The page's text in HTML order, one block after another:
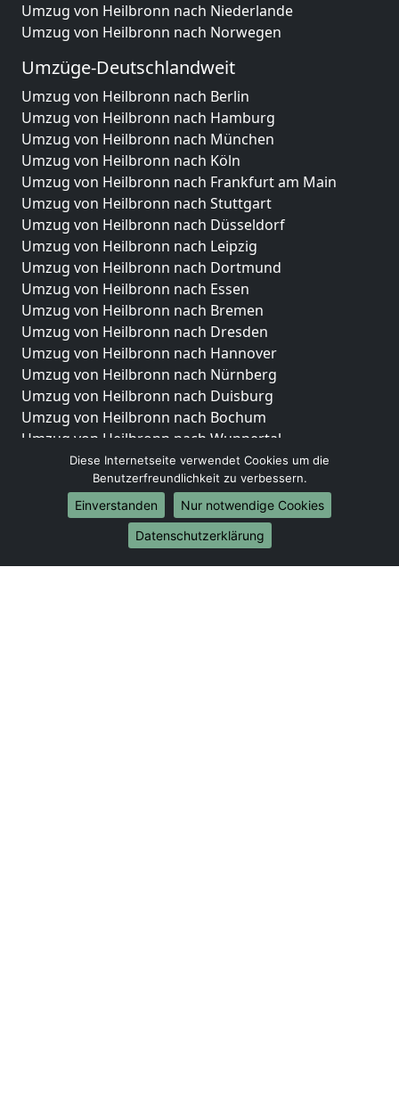
Umzug von Heilbronn nach Niederlande
Umzug von Heilbronn nach Norwegen
Umzüge-Deutschlandweit
Umzug von Heilbronn nach Berlin
Umzug von Heilbronn nach Hamburg
Umzug von Heilbronn nach München
Umzug von Heilbronn nach Köln
Umzug von Heilbronn nach Frankfurt am Main
Umzug von Heilbronn nach Stuttgart
Umzug von Heilbronn nach Düsseldorf
Umzug von Heilbronn nach Leipzig
Umzug von Heilbronn nach Dortmund
Umzug von Heilbronn nach Essen
Umzug von Heilbronn nach Bremen
Umzug von Heilbronn nach Dresden
Umzug von Heilbronn nach Hannover
Umzug von Heilbronn nach Nürnberg
Umzug von Heilbronn nach Duisburg
Umzug von Heilbronn nach Bochum
Umzug von Heilbronn nach Wuppertal
Umzug von Heilbronn nach Bielefeld
Umzug von Heilbronn nach Bonn
Umzug von Heilbronn nach Münster
Internationale-Umzüge
Umzug von Heilbronn nach Brasilien
Diese Internetseite verwendet Cookies um die
Benutzerfreundlichkeit zu verbessern.
Einverstanden
Nur notwendige Cookies
Datenschutzerklärung